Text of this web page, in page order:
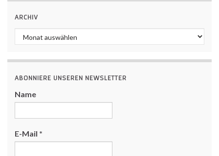
ARCHIV
Archiv
ABONNIERE UNSEREN NEWSLETTER
Name
E-Mail *